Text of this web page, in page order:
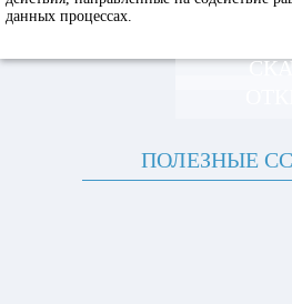
данных процессах.
ПОЛЕЗНЫЕ